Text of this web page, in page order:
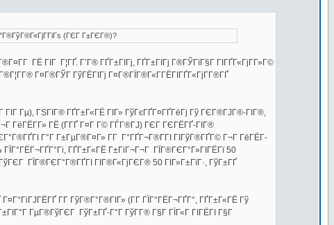
(ГЄГ Г±ГЄГ®)?
ГЁ ГІГ Г¦ГҐ. Г’Г® ГҐГ±ГІГј, ГҐГ±ГІГј Г®ГЎГїГ§Г ГІГҐГ«ГјГ­Г»Г©
Г¤Г®ГЎГ ГўГЁГІГј Г¤Г®ГЇГ®Г«Г­ГЁГІГҐГ«ГјГ­Г®ГҐ
Гµ), ГЅГІГ® ГҐГ±Г«ГЁ ГІГ» ГўГєГҐГ¤ГҐГёГј Гў ГЄГ®ГЈГ®-ГІГ®,
ГёГЁГ­Г» ГЁ (Г­ГҐ Г¤Г Г© ГЃГ®ГЈ) ГЄГ ГЄГЁГҐ-ГІГ®
Г°Г Г±ГµГ®Г¤Г» Г­Г Г°ГҐГ¬Г®Г­ГІ ГІГўГ®ГҐГ© Г¬Г ГёГЁГ­
ГҐГ±Г«ГЁ Г±ГіГ¬Г¬Г ГЇГ®ГЄГ°Г»ГІГЁГї 50
ГЇГ®ГЄГ°Г®ГҐГІ ГІГ®Г«ГјГЄГ® 50 ГІГ»Г±ГїГ·, ГўГ±ГҐ
Г¤Г°ГіГЈГЁГҐ Г­Г ГўГ®Г°Г®ГІГ» (Г­Г ГЇГ°ГЁГ¬ГҐГ°, ГҐГ±Г«ГЁ Гў
ГµГ®ГўГЄГ ГўГ±ГҐ-Г°Г ГўГ­Г® Г§Г ГЇГ«Г ГІГЁГІ Г§Г